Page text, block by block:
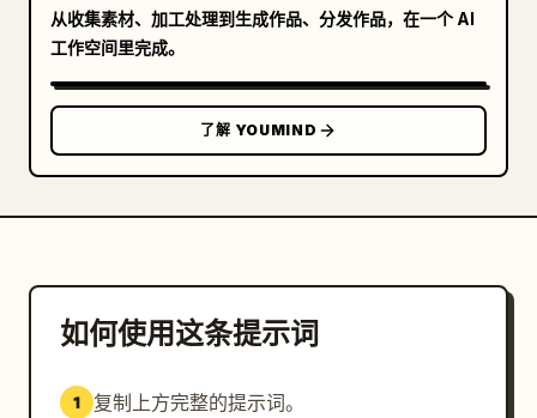
从收集素材、加工处理到生成作品、分发作品，在一个 AI
工作空间里完成。
了解 YOUMIND
如何使用这条提示词
1 复制上方完整的提示词。